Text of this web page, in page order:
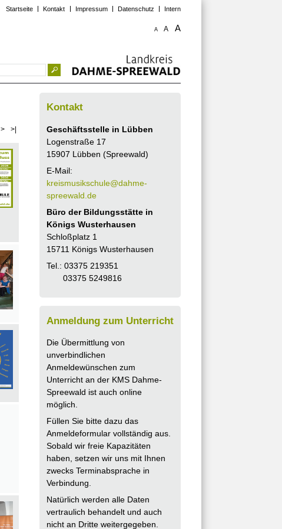
Startseite Kontakt Impressum Datenschutz Intern
A A A
> >|
Kontakt
Geschäftsstelle in Lübben
Logenstraße 17
15907 Lübben (Spreewald)
E-Mail:
kreismusikschule@dahme-
spreewald.de
Büro der Bildungsstätte in
Königs Wusterhausen
Schloßplatz 1
15711 Königs Wusterhausen
Tel.: 03375 219351
03375 5249816
Anmeldung zum Unterricht
Die Übermittlung von
unverbindlichen
Anmeldewünschen zum
Unterricht an der KMS Dahme-
Spreewald ist auch online
möglich.
Füllen Sie bitte dazu das
Anmeldeformular vollständig aus.
Sobald wir freie Kapazitäten
haben, setzen wir uns mit Ihnen
zwecks Terminabsprache in
Verbindung.
Natürlich werden alle Daten
vertraulich behandelt und auch
nicht an Dritte weitergegeben.